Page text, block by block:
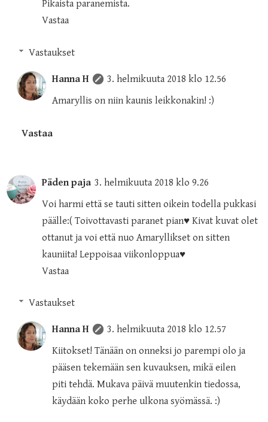
Pikaista paranemista.
Vastaa
Vastaukset
Hanna H
3. helmikuuta 2018 klo 12.56
Amaryllis on niin kaunis leikkonakin! :)
Vastaa
Päden paja 3. helmikuuta 2018 klo 9.26
Voi harmi että se tauti sitten oikein todella pukkasi
päälle:( Toivottavasti paranet pian♥ Kivat kuvat olet
ottanut ja voi että nuo Amaryllikset on sitten
kauniita! Leppoisaa viikonloppua♥
Vastaa
Vastaukset
Hanna H
3. helmikuuta 2018 klo 12.57
Kiitokset! Tänään on onneksi jo parempi olo ja
pääsen tekemään sen kuvauksen, mikä eilen
piti tehdä. Mukava päivä muutenkin tiedossa,
käydään koko perhe ulkona syömässä. :)